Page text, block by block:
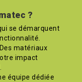
?
se démarquent
matériaux
impact
équipe dédiée